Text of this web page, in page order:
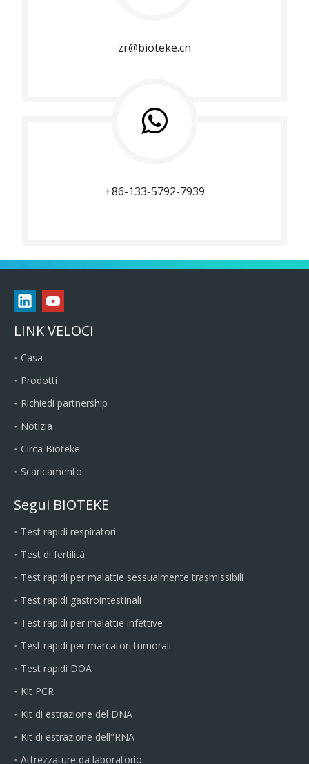
zr@bioteke.cn
+86-133-5792-7939
LINK VELOCI
Casa
Prodotti
Richiedi partnership
Notizia
Circa Bioteke
Scaricamento
Segui BIOTEKE
Test rapidi respiratori
Test di fertilità
Test rapidi per malattie sessualmente trasmissibili
Test rapidi gastrointestinali
Test rapidi per malattie infettive
Test rapidi per marcatori tumorali
Test rapidi DOA
Kit PCR
Kit di estrazione del DNA
Kit di estrazione dell"RNA
Attrezzature da laboratorio